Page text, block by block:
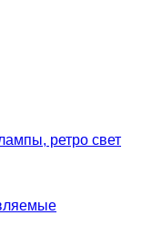
ретро свет